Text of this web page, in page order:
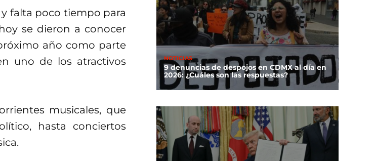
falta poco tiempo para
se dieron a conocer
año como parte
uno de los atractivos
musicales, que
hasta conciertos
NOTICIAS
9 denuncias de despojos en CDMX al día en
2026: ¿Cuáles son las respuestas?